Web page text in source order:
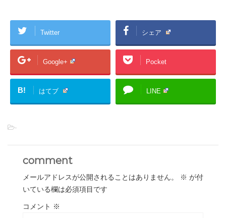
Twitter シェア
Google+ Pocket
B! はてブ LINE
-
comment
メールアドレスが公開されることはありません。 ※ が付
いている欄は必須項目です
コメント ※